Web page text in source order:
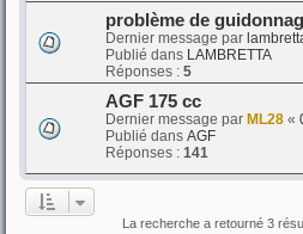
problème de
Dernier message par
Publié dans LAMBRETTA
Réponses : 5
AGF 175 cc
Dernier message par ML28 «
Publié dans AGF
Réponses : 141
La recherche a retourné 3